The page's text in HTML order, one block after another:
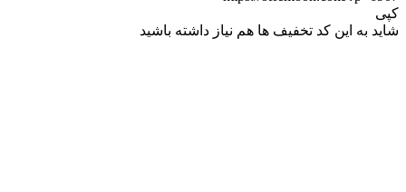
کپی
شاید به این کد تخفیف ها هم نیاز داشته باشید